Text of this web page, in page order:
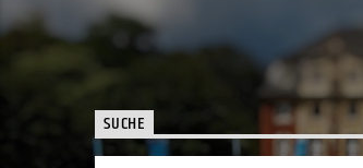
SUCHE